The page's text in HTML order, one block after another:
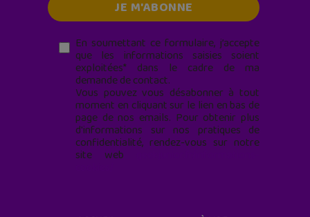
En soumettant ce formulaire, j’accepte
que les informations saisies soient
exploitées* dans le cadre de ma
demande de contact.
Vous pouvez vous désabonner à tout
moment en cliquant sur le lien en bas de
page de nos emails. Pour obtenir plus
d'informations sur nos pratiques de
confidentialité, rendez-vous sur notre
site web